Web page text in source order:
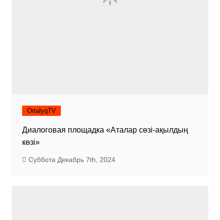
OrtalyqTV
Диалоговая площадка «Аталар сөзі-ақылдың
көзі»
Суббота Декабрь 7th, 2024